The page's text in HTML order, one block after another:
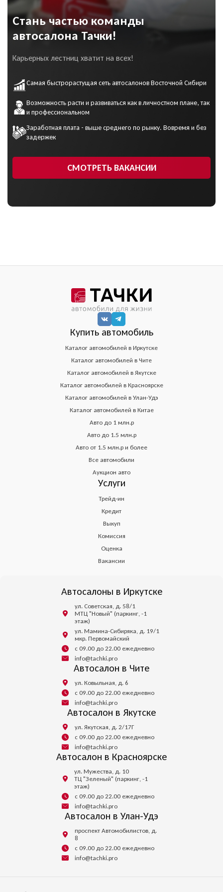
Стань частью команды
автосалона Тачки!
Карьерных лестниц хватит на всех!
Самая быстрорастущая сеть автосалонов Восточной Сибири
Возможность расти и развиваться как в личностном плане, так
и профессиональном
Заработная плата - выше среднего по рынку. Вовремя и без
задержек
СМОТРЕТЬ ВАКАНСИИ
Купить автомобиль
Каталог автомобилей в Иркутске
Каталог автомобилей в Чите
Каталог автомобилей в Якутске
Каталог автомобилей в Красноярске
Каталог автомобилей в Улан-Удэ
Каталог автомобилей в Китае
Авто до 1 млн.р
Авто до 1.5 млн.р
Авто от 1.5 млн.р и более
Все автомобили
Аукцион авто
Услуги
Трейд-ин
Кредит
Выкуп
Комиссия
Оценка
Вакансии
Автосалоны в Иркутске
ул. Советская, д. 58/1
МТЦ "Новый" (паркинг, -1
этаж)
ул. Мамина-Сибиряка, д. 19/1
мкр. Первомайский
с 09.00 до 22.00 ежедневно
info@tachki.pro
Автосалон в Чите
ул. Ковыльная, д. 6
с 09.00 до 22.00 ежедневно
info@tachki.pro
Автосалон в Якутске
ул. Якутская, д. 2/17Г
с 09.00 до 22.00 ежедневно
info@tachki.pro
Автосалон в Красноярске
ул. Мужества, д. 10
ТЦ "Зеленый" (паркинг, -1
этаж)
с 09.00 до 22.00 ежедневно
info@tachki.pro
Автосалон в Улан-Удэ
проспект Автомобилистов, д.
8
с 09.00 до 22.00 ежедневно
info@tachki.pro
Даю согласие на обработку
персональных данных
однозначное
обработку моих
персональных данных
и
соглашаюсь с
Даю согласие на обработку
персональных данных
УЗНАТЬ ЦЕНУ
Даю согласие на обработку
Я выражаю своё конкретное, предметное,
информированное, сознательное и однозначное
согласие на обработку моих персональных
данных
конфиденциальности
ОФОРМИТЬ ОНЛАЙН
посредников.
ПОДРОБНЕЕ ОБ АУКЦИОНЕ